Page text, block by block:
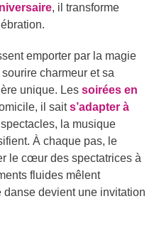
, il transforme
emporter par la magie
charmeur et sa
unique. Lessoirées en
il saits’adapter à
la musique
À chaque pas, le
le cœur des spectatrices à
fluides mêlent
devient une invitation